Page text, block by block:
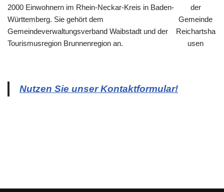
2000 Einwohnern im Rhein-Neckar-Kreis in Baden-
Württemberg. Sie gehört dem
Gemeindeverwaltungsverband Waibstadt und der
Tourismusregion Brunnenregion an.
Nutzen Sie unser Kontaktformular!